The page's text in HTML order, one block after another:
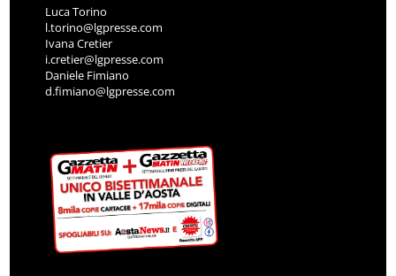
Luca Torino
l.torino@lgpresse.com
Ivana Cretier
i.cretier@lgpresse.com
Daniele Fimiano
d.fimiano@lgpresse.com